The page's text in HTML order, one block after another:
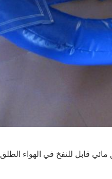
مائي قابل للنفخ في الهواء الطلق